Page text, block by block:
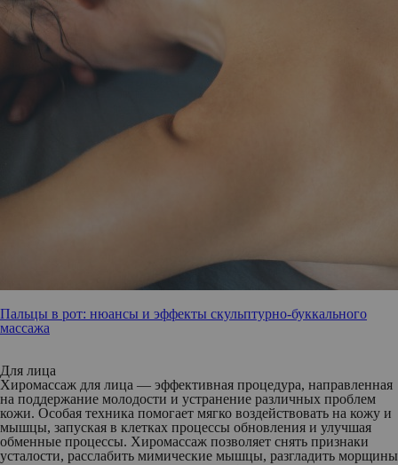
Пальцы в рот: нюансы и эффекты скульптурно-буккального
массажа
Для лица
Хиромассаж для лица — эффективная процедура, направленная
на поддержание молодости и устранение различных проблем
кожи. Особая техника помогает мягко воздействовать на кожу и
мышцы, запуская в клетках процессы обновления и улучшая
обменные процессы. Хиромассаж позволяет снять признаки
усталости, расслабить мимические мышцы, разгладить морщины